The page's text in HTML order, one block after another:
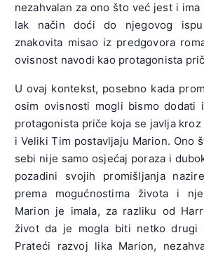
nezahvalan za ono što već jest i
lak način doći do njegovog
znakovita misao iz predgovora
ovisnost navodi kao protagonista
U ovaj kontekst, posebno kada
osim ovisnosti mogli bismo dodati
protagonista priče koja se javlja
i Veliki Tim postavljaju Marion. Ono
sebi nije samo osjećaj poraza i
pozadini svojih promišljanja
prema mogućnostima života i
Marion je imala, za razliku od
život da je mogla biti netko drugi
Prateći razvoj lika Marion,